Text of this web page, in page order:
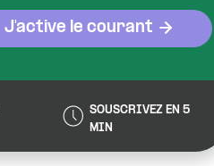
J'active le courant
SOUSCRIVEZ EN 5
MIN